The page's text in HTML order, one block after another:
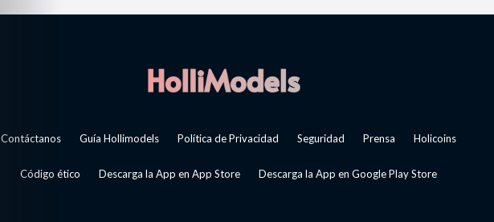
Contáctanos Guía Hollimodels Política de Privacidad Seguridad Prensa Holicoins
Código ético Descarga la App en App Store Descarga la App en Google Play Store